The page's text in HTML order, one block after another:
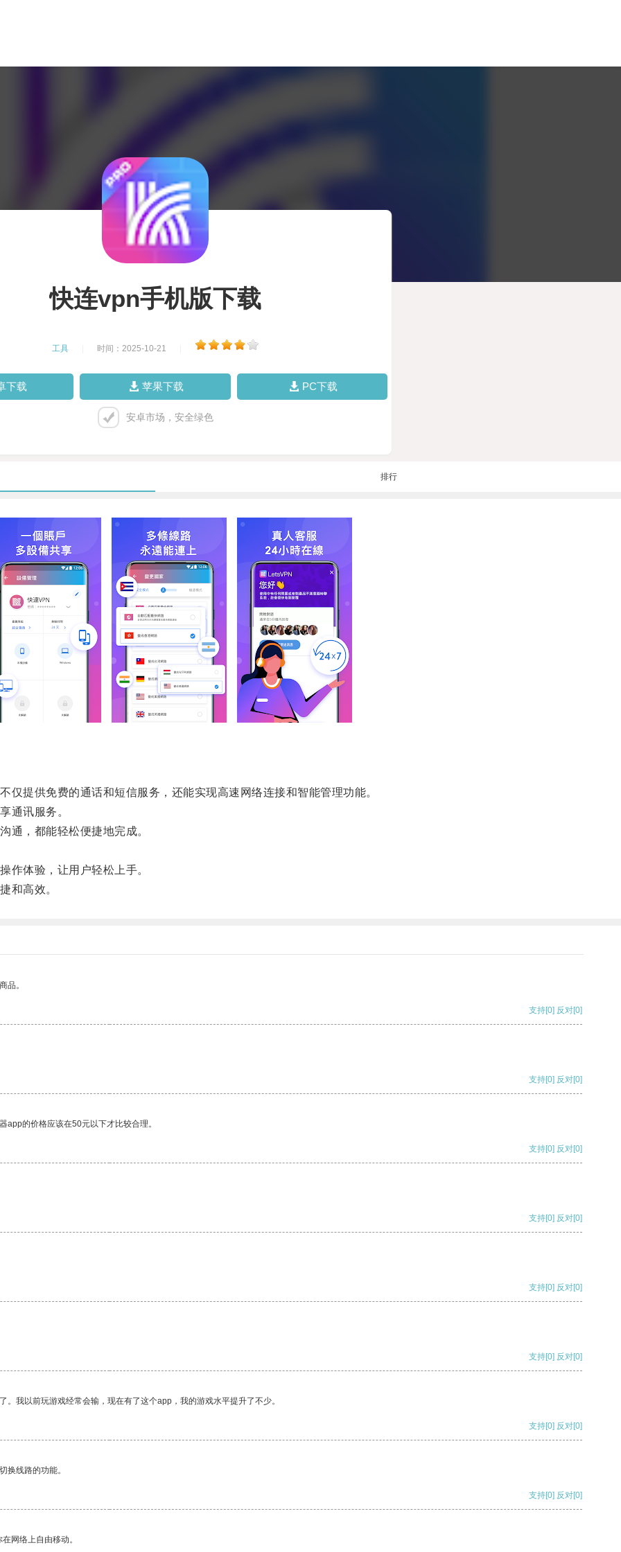
快连vpn手机版下载
工具 时间：2025-10-21
下载 苹果下载 PC下载
安卓市场，安全绿色
排行
供免费的通话和短信服务，还能实现高速网络连接和智能管理功能。
讯服务。
，都能轻松便捷地完成。
体验，让用户轻松上手。
和高效。
品。
支持[0] 反对[0]
支持[0] 反对[0]
app的价格应该在50元以下才比较合理。
支持[0] 反对[0]
支持[0] 反对[0]
支持[0] 反对[0]
支持[0] 反对[0]
我以前玩游戏经常会输，现在有了这个app，我的游戏水平提升了不少。
支持[0] 反对[0]
换线路的功能。
支持[0] 反对[0]
网络上自由移动。